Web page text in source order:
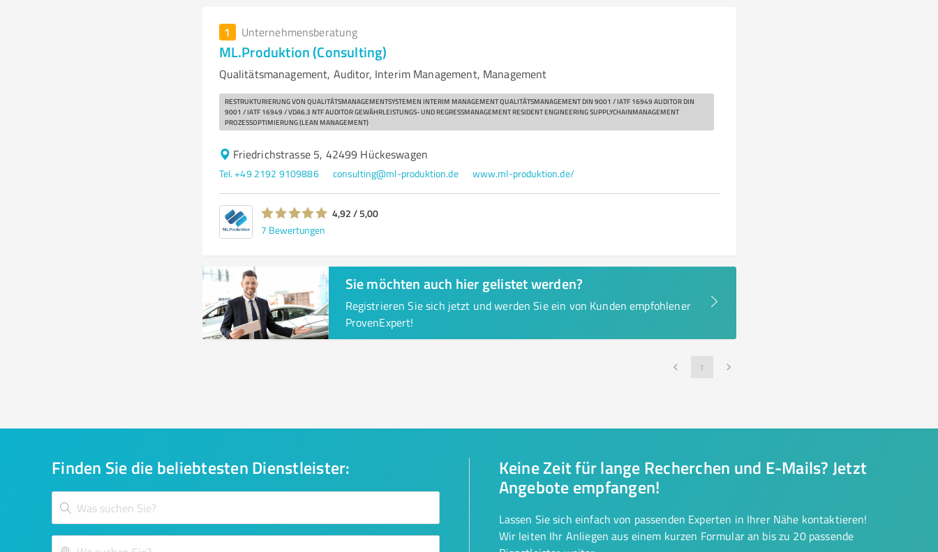
1 Unternehmensberatung
ML.Produktion (Consulting)
Qualitätsmanagement, Auditor, Interim Management, Management
RESTRUKTURIERUNG VON QUALITÄTSMANAGEMENTSYSTEMEN INTERIM MANAGEMENT QUALITÄTSMANAGEMENT DIN 9001 / IATF 16949 AUDITOR DIN
9001 / IATF 16949 / VDA6.3 NTF AUDITOR GEWÄHRLEISTUNGS- UND REGRESSMANAGEMENT RESIDENT ENGINEERING SUPPLYCHAINMANAGEMENT
PROZESSOPTIMIERUNG (LEAN MANAGEMENT)
Friedrichstrasse 5, 42499 Hückeswagen
Tel. +49 2192 9109886 consulting@ml-produktion.de www.ml-produktion.de/
4,92 / 5,00
7 Bewertungen
Sie möchten auch hier gelistet werden?
Registrieren Sie sich jetzt und werden Sie ein von Kunden empfohlener
ProvenExpert!
1
Finden Sie die beliebtesten Dienstleister:
Keine Zeit für lange Recherchen und E-Mails? Jetzt
Angebote empfangen!
Lassen Sie sich einfach von passenden Experten in Ihrer Nähe kontaktieren!
Wir leiten Ihr Anliegen aus einem kurzen Formular an bis zu 20 passende